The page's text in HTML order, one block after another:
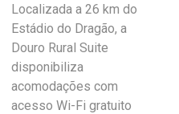
Localizada a 26 km do
Estádio do Dragão, a
Douro Rural Suite
disponibiliza
acomodações com
acesso Wi-Fi gratuito